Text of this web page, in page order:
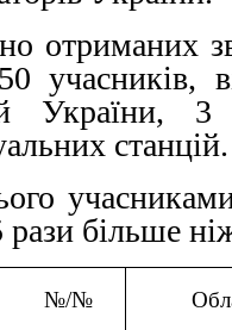
отриманих
учасників,
України, 3
станцій.
більше
№/№